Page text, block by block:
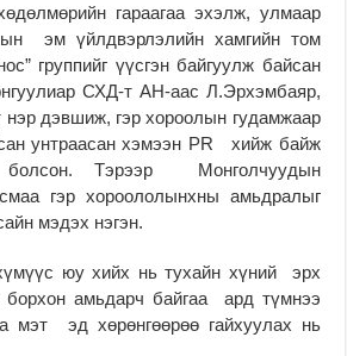
гараагаа эхэлж, улмаар
эм үйлдвэрлэлийн хамгийн том
группийг үүсгэн байгуулж байсан
СХД-т АН-аас Л.Эрхэмбаяр,
дэвшиж, гэр хороолын гудамжаар
унтраасан хэмээн PR хийж байж
Тэрээр Монголчуудын
гэр хороололынхны амьдралыг
мэдэх нэгэн.
юу хийх нь тухайн хүний эрх
амьдарч байгаа ард түмнээ
мэт эд хөрөнгөөрөө гайхуулах нь